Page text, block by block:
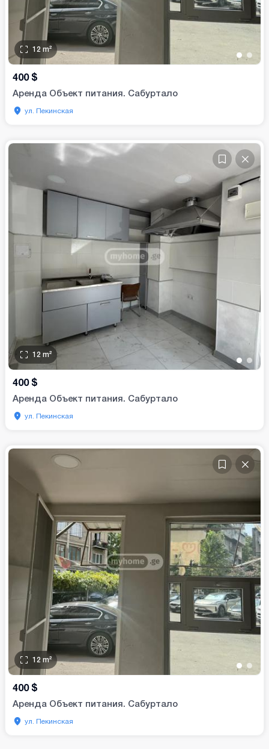
• •
12 m²
400 $
Аренда Объект питания. Сабуртало
ул. Пекинская
• •
12 m²
400 $
Аренда Объект питания. Сабуртало
ул. Пекинская
• •
12 m²
400 $
Аренда Объект питания. Сабуртало
ул. Пекинская